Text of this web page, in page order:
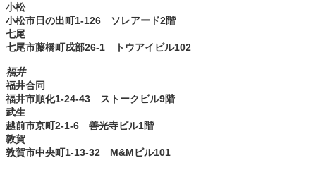
小松
小松市日の出町1-126 ソレアード2階
七尾
七尾市藤橋町戌部26-1 トウアイビル102
福井
福井合同
福井市順化1-24-43 ストークビル9階
武生
越前市京町2-1-6 善光寺ビル1階
敦賀
敦賀市中央町1-13-32 M&Mビル101